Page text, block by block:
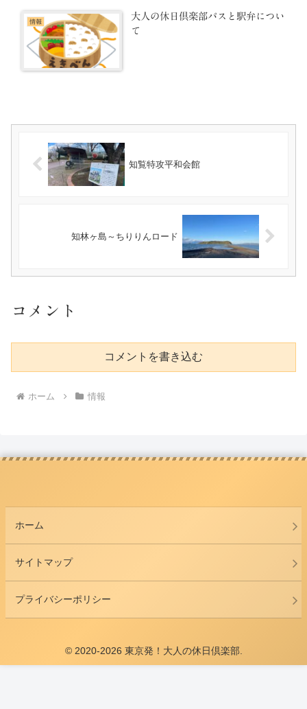
情報
大人の休日倶楽部パスと駅弁につい
て
知覧特攻平和会館
知林ヶ島～ちりりんロード
コメント
コメントを書き込む
ホーム 情報
ホーム
サイトマップ
プライバシーポリシー
© 2020-2026 東京発！大人の休日倶楽部.